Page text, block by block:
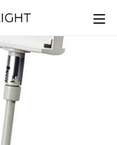
content